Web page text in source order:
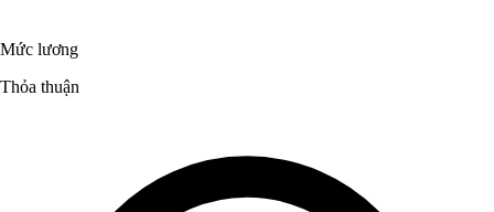
Mức lương
Thỏa thuận